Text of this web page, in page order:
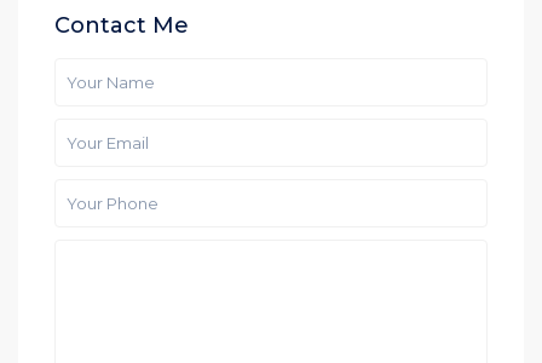
Contact Me